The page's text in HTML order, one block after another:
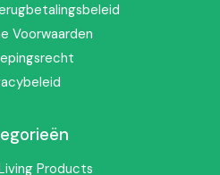
je lichaam goed blijven
HAcombineert hyaluronzuur
Voorwaarden
Products